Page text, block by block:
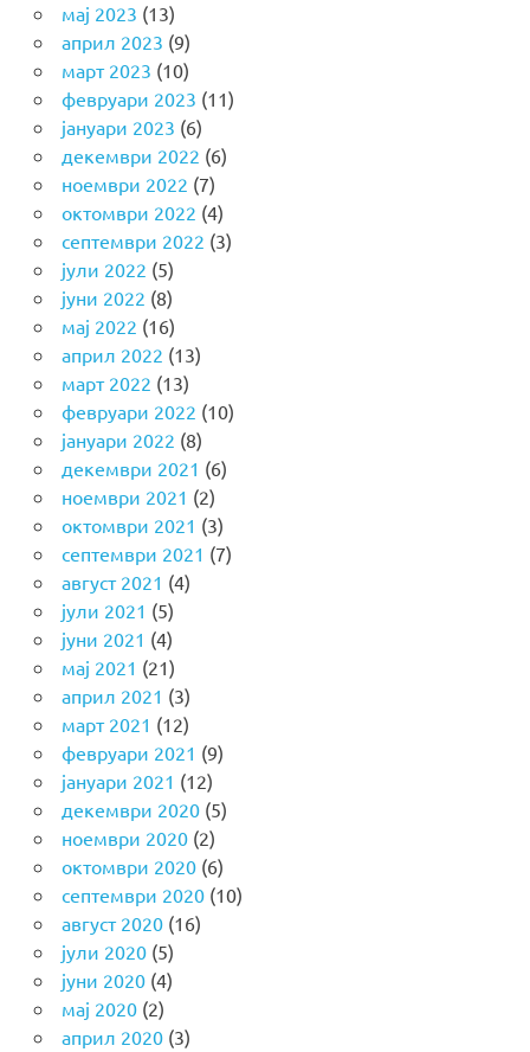
мај 2023 (13)
април 2023 (9)
март 2023 (10)
февруари 2023 (11)
јануари 2023 (6)
декември 2022 (6)
ноември 2022 (7)
октомври 2022 (4)
септември 2022 (3)
јули 2022 (5)
јуни 2022 (8)
мај 2022 (16)
април 2022 (13)
март 2022 (13)
февруари 2022 (10)
јануари 2022 (8)
декември 2021 (6)
ноември 2021 (2)
октомври 2021 (3)
септември 2021 (7)
август 2021 (4)
јули 2021 (5)
јуни 2021 (4)
мај 2021 (21)
април 2021 (3)
март 2021 (12)
февруари 2021 (9)
јануари 2021 (12)
декември 2020(5)
ноември 2020(2)
октомври 2020(6)
септември 2020(10)
август 2020(16)
јули 2020(5)
јуни 2020(4)
мај 2020(2)
април 2020(3)